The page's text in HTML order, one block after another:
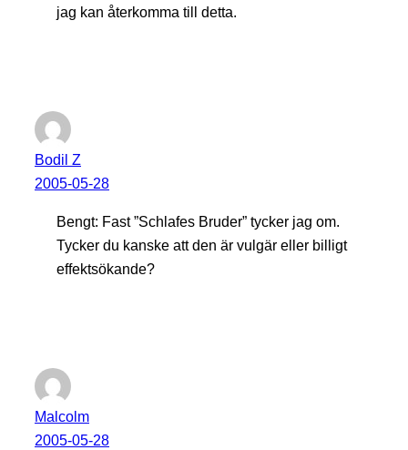
jag kan återkomma till detta.
Bodil Z
2005-05-28
Bengt: Fast ”Schlafes Bruder” tycker jag om.
Tycker du kanske att den är vulgär eller billigt
effektsökande?
Malcolm
2005-05-28